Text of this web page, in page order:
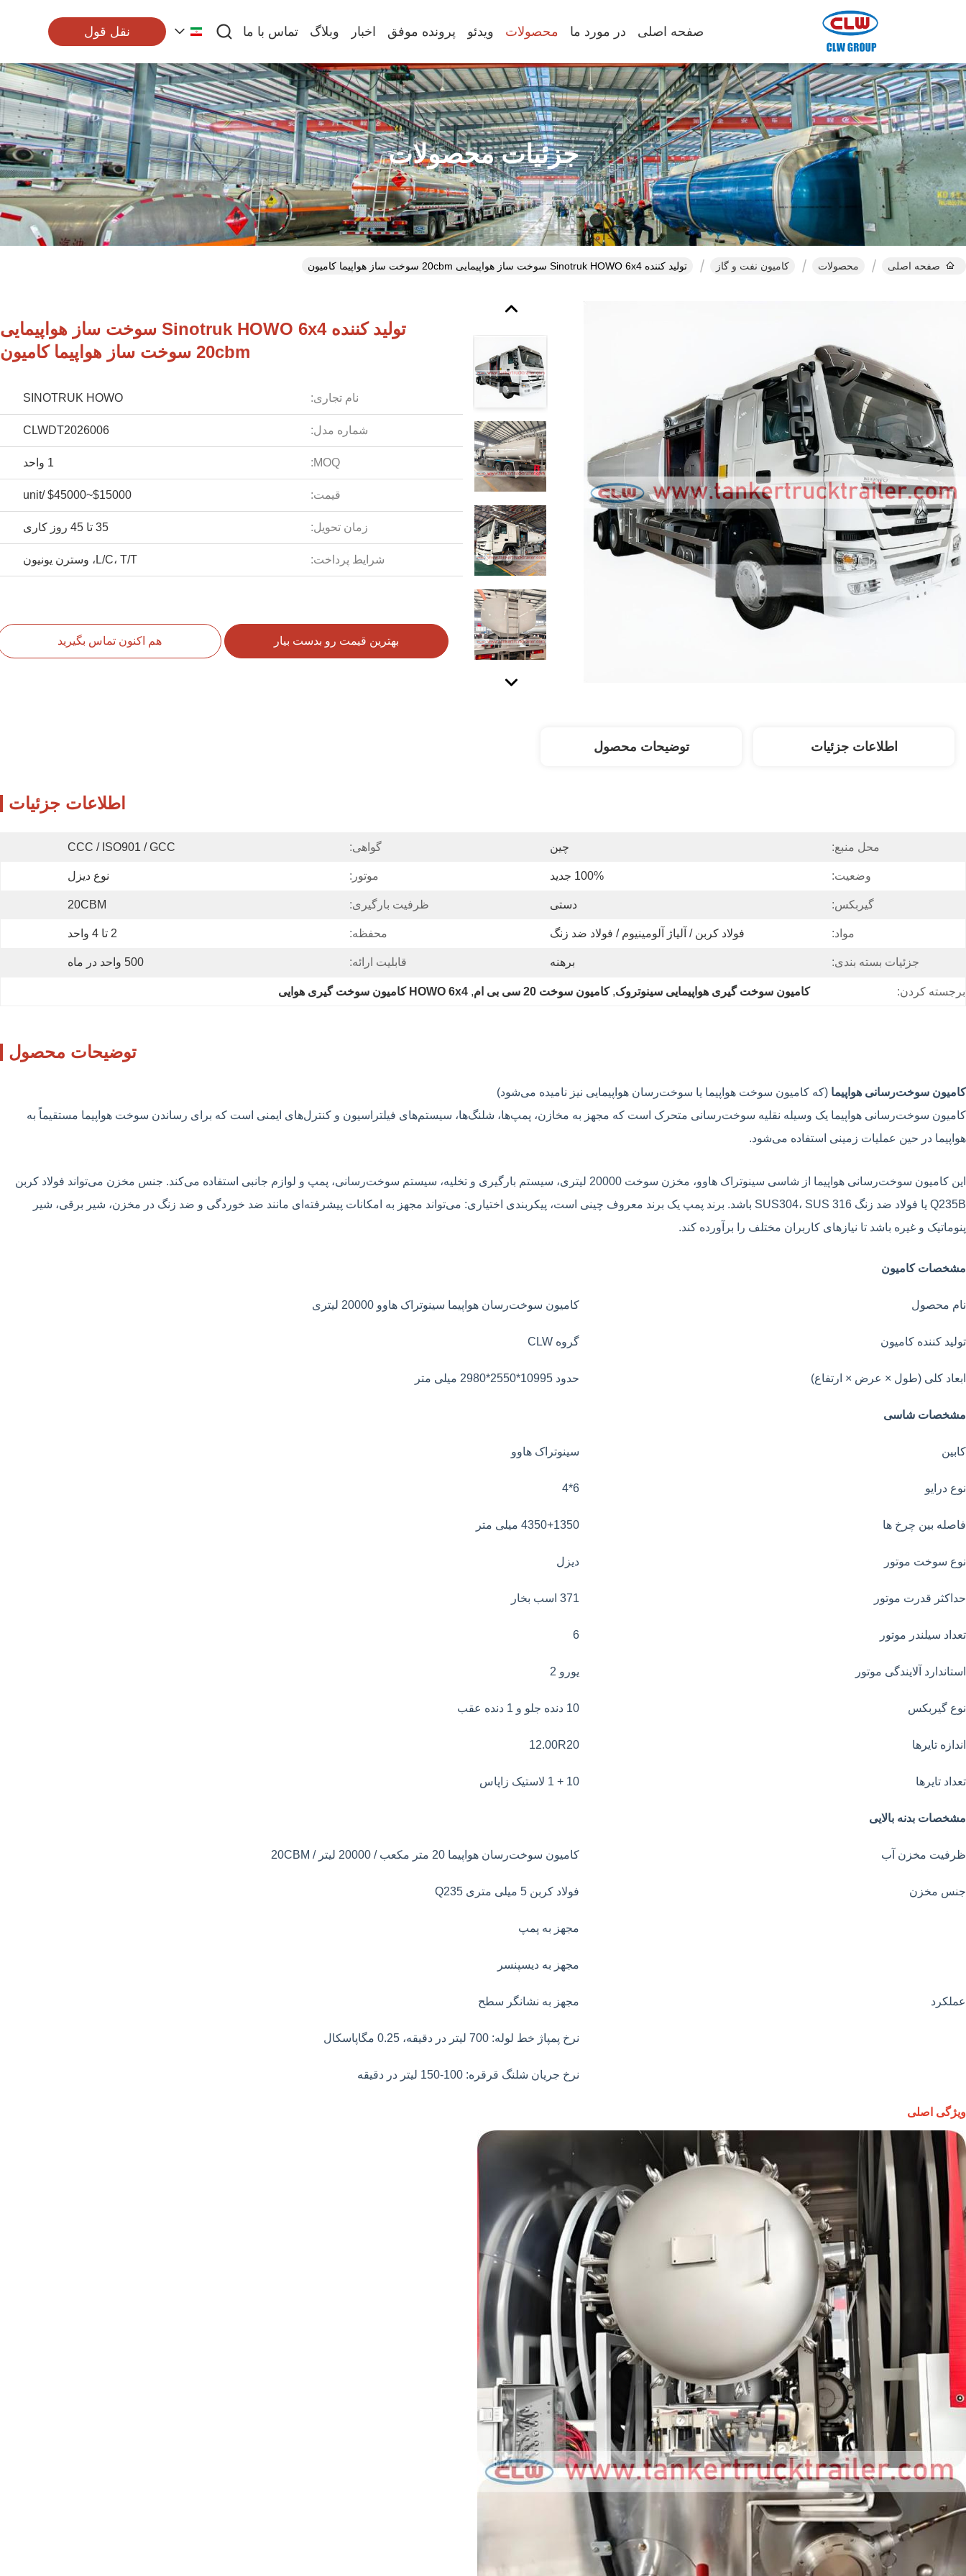
صفحه اصلی در مورد ما محصولات ویدئو پرونده موفق اخبار وبلاگ تماس با ما نقل قول
جزئیات محصولات
صفحه اصلی محصولات کامیون نفت و گاز تولید کننده Sinotruk HOWO 6x4 سوخت ساز هواپیمایی 20cbm سوخت ساز هواپیما کامیون
تولید کننده Sinotruk HOWO 6x4 سوخت ساز هواپیمایی
20cbm سوخت ساز هواپیما کامیون
نام تجاری: SINOTRUK HOWO
شماره مدل: CLWDT2026006
MOQ: 1 واحد
قیمت: $15000~$45000 /unit
زمان تحویل: 35 تا 45 روز کاری
شرایط پرداخت: L/C، T/T، وسترن یونیون
بهترین قیمت رو بدست بیار هم اکنون تماس بگیرید
اطلاعات جزئیات توضیحات محصول
اطلاعات جزئیات
محل منبع: چین گواهی: CCC / ISO901 / GCC
وضعیت: 100% جدید موتور: نوع دیزل
گیربکس: دستی ظرفیت بارگیری: 20CBM
مواد: فولاد کربن / آلیاژ آلومینیوم / فولاد ضد زنگ محفظه: 2 تا 4 واحد
جزئیات بسته بندی: برهنه قابلیت ارائه: 500 واحد در ماه
برجسته کردن: کامیون سوخت گیری هواپیمایی سینوتروک, کامیون سوخت 20 سی بی ام , HOWO 6x4 کامیون سوخت گیری هوایی
توضیحات محصول
کامیون سوخت‌رسانی هواپیما (که کامیون سوخت هواپیما یا سوخت‌رسان هواپیمایی نیز نامیده می‌شود)
کامیون سوخت‌رسانی هواپیما یک وسیله نقلیه سوخت‌رسانی متحرک است که مجهز به مخازن، پمپ‌ها، شلنگ‌ها، سیستم‌های فیلتراسیون و کنترل‌های ایمنی است که برای رساندن سوخت هواپیما مستقیماً به
هواپیما در حین عملیات زمینی استفاده می‌شود.
این کامیون سوخت‌رسانی هواپیما از شاسی سینوتراک هاوو، مخزن سوخت 20000 لیتری، سیستم بارگیری و تخلیه، سیستم سوخت‌رسانی، پمپ و لوازم جانبی استفاده می‌کند. جنس مخزن می‌تواند فولاد کربن
Q235B یا فولاد ضد زنگ SUS304، SUS 316 باشد. برند پمپ یک برند معروف چینی است، پیکربندی اختیاری: می‌تواند مجهز به امکانات پیشرفته‌ای مانند ضد خوردگی و ضد زنگ در مخزن، شیر برقی، شیر
پنوماتیک و غیره باشد تا نیازهای کاربران مختلف را برآورده کند.
مشخصات کامیون
نام محصول کامیون سوخت‌رسان هواپیما سینوتراک هاوو 20000 لیتری
تولید کننده کامیون گروه CLW
ابعاد کلی (طول × عرض × ارتفاع) حدود 10995*2550*2980 میلی متر
مشخصات شاسی
کابین سینوتراک هاوو
نوع درایو 6*4
فاصله بین چرخ ها 4350+1350 میلی متر
نوع سوخت موتور دیزل
حداکثر قدرت موتور 371 اسب بخار
تعداد سیلندر موتور 6
استاندارد آلایندگی موتور یورو 2
نوع گیربکس 10 دنده جلو و 1 دنده عقب
اندازه تایرها 12.00R20
تعداد تایرها 10 + 1 لاستیک زاپاس
مشخصات بدنه بالایی
ظرفیت مخزن آب کامیون سوخت‌رسان هواپیما 20 متر مکعب / 20000 لیتر / 20CBM
جنس مخزن فولاد کربن 5 میلی متری Q235
عملکرد
مجهز به پمپ
مجهز به دیسپنسر
مجهز به نشانگر سطح
نرخ پمپاژ خط لوله: 700 لیتر در دقیقه، 0.25 مگاپاسکال
نرخ جریان شلنگ قرقره: 100-150 لیتر در دقیقه
ویژگی اصلی